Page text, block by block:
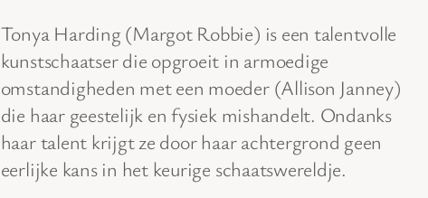
Tonya Harding (Margot Robbie) is een talentvolle
kunstschaatser die opgroeit in armoedige
omstandigheden met een moeder (Allison Janney)
die haar geestelijk en fysiek mishandelt. Ondanks
haar talent krijgt ze door haar achtergrond geen
eerlijke kans in het keurige schaatswereldje.